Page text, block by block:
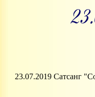
23.07.2019 Сатсанг